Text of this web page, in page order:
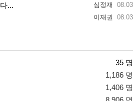
심정재 08.03
...
이재권 08.03
35 명
1,186 명
1,406 명